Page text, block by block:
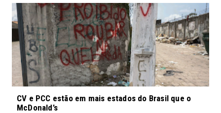
CV e PCC estão em mais estados do Brasil que o
McDonald’s